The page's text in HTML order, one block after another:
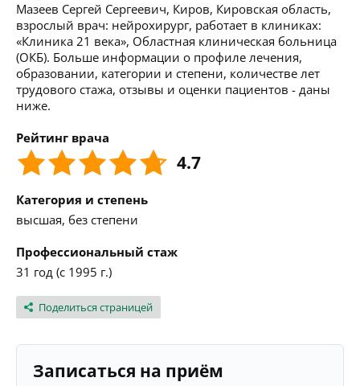
Мазеев Сергей Сергеевич, Киров, Кировская область,
взрослый врач: нейрохирург, работает в клиниках:
«Клиника 21 века», Областная клиническая больница
(ОКБ). Больше информации о профиле лечения,
образовании, категории и степени, количестве лет
трудового стажа, отзывы и оценки пациентов - даны
ниже.
Рейтинг врача
4.7
Категория и степень
высшая, без степени
Профессиональный стаж
31 год (с 1995 г.)
Поделиться страницей
Записаться на приём